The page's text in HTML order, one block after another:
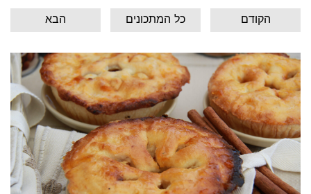
הבא כל המתכונים הקודם